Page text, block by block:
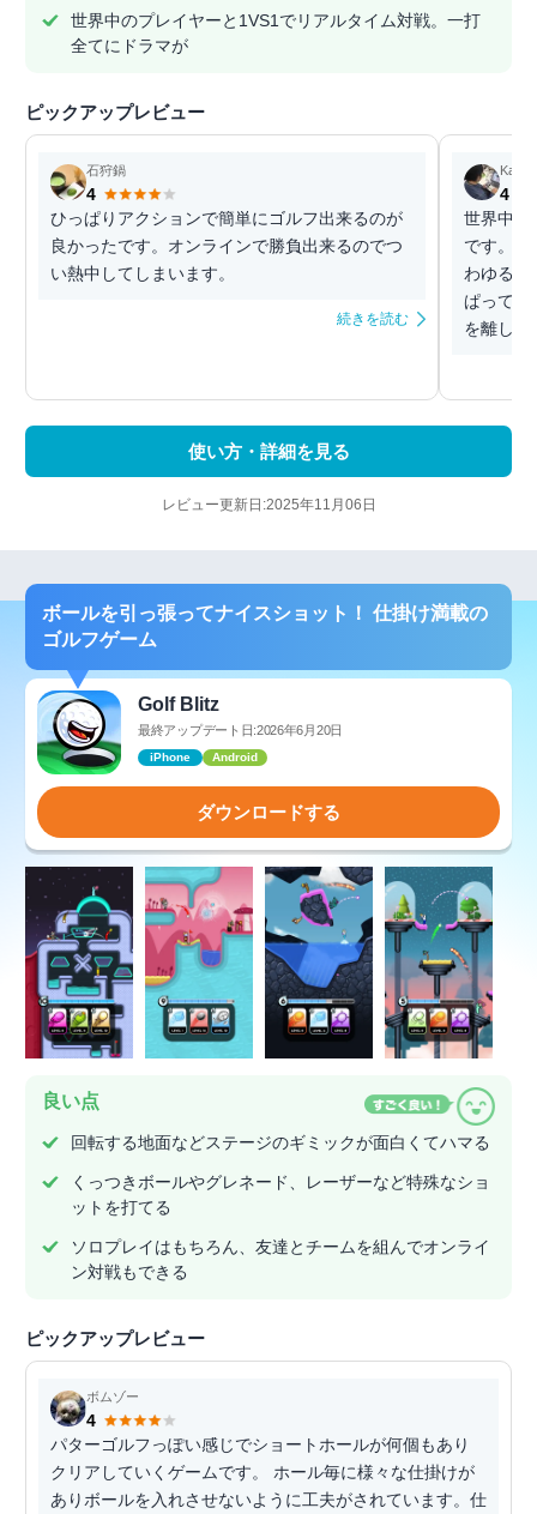
世界中のプレイヤーと1VS1でリアルタイム対戦。一打
全てにドラマが
ピックアップレビュー
石狩鍋
4
ひっぱりアクションで簡単にゴルフ出来るのが
良かったです。オンラインで勝負出来るのでつ
い熱中してしまいます。
続きを読む
4
世界中の
です。ス
わゆる「
ぱって力
を離しま
使い方・詳細を見る
レビュー更新日:2025年11月06日
ボールを引っ張ってナイスショット！ 仕掛け満載の
ゴルフゲーム
Golf Blitz
最終アップデート日:2026年6月20日
iPhone Android
ダウンロードする
良い点
回転する地面などステージのギミックが面白くてハマる
くっつきボールやグレネード、レーザーなど特殊なショ
ットを打てる
ソロプレイはもちろん、友達とチームを組んでオンライ
ン対戦もできる
ピックアップレビュー
ボムゾー
4
パターゴルフっぽい感じでショートホールが何個もあり
クリアしていくゲームです。 ホール毎に様々な仕掛けが
ありボールを入れさせないように工夫がされています。仕